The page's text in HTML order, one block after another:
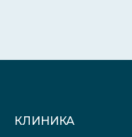
КЛИНИКА